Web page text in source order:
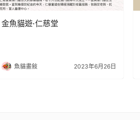
金魚貓遊·仁慈堂
魚貓畫敍 2023年6月26日